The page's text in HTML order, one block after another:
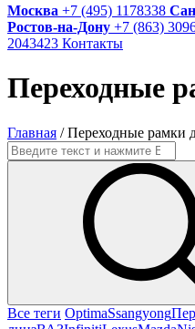
Москва +7 (495) 1178338
Ростов-на-Дону +7 (863)
2043423 Контакты
Переходные
Главная / Переходные рамки
Все теги OptimaSsangyong